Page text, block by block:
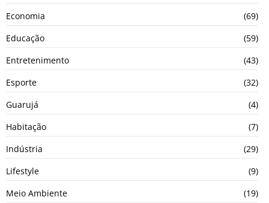
Economia
(69)
Educação
(59)
Entretenimento
(43)
Esporte
(32)
Guarujá
(4)
Habitação
(7)
Indústria
(29)
Lifestyle
(9)
Meio Ambiente
(19)